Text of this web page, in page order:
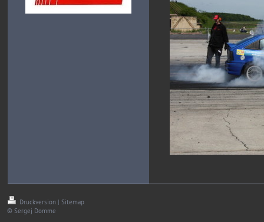
Druckversion | Sitemap
© Sergej Domme